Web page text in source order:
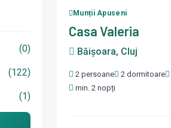
(0)
(122)
(1)
Munții Apuseni
Casa Valeria
Băișoara, Cluj
2 persoane 2 dormitoare
min. 2 nopți